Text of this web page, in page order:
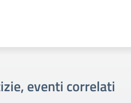
eventi correlati